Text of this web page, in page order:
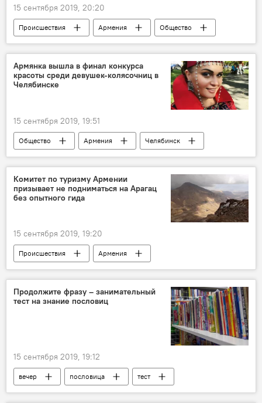
15 сентября 2019, 20:20
Происшествия Армения
Общество
Происшествия и инциденты в Ереване
Армянка вышла в финал конкурса
красоты среди девушек-колясочниц в
Челябинске
15 сентября 2019, 19:51
Общество Армения
Челябинск
красота
армянка конкурс
Комитет по туризму Армении
призывает не подниматься на Арагац
без опытного гида
15 сентября 2019, 19:20
Происшествия
Армения
Нападение медведя на польских туристов на горе Арагац
Запрет
Арагац туристы
Продолжите фразу – занимательный
тест на знание пословиц
15 сентября 2019, 19:12
вечер пословица тест